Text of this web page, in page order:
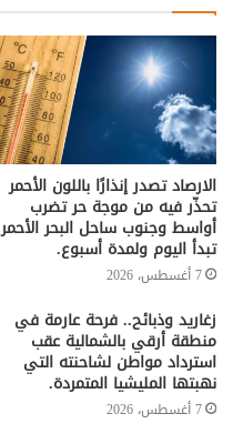
الارصاد تصدر إنذارًا باللون الأحمر
تحذّر فيه من موجة حر تضرب
أواسط وجنوب ساحل البحر الأحمر
تبدأ اليوم ولمدة أسبوع.
7 أغسطس، 2026
زغاريد وذبائح.. فرحة عارمة في
منطقة أرقي بالشمالية عقب
استرداد مواطن لشاحنته التي
نهبتها المليشيا المتمردة.
7 أغسطس، 2026